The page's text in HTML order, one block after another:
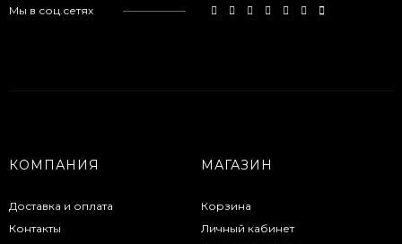
Мы в соц.сетях
КОМПАНИЯ
Доставка и оплата
Контакты
МАГАЗИН
Корзина
Личный кабинет